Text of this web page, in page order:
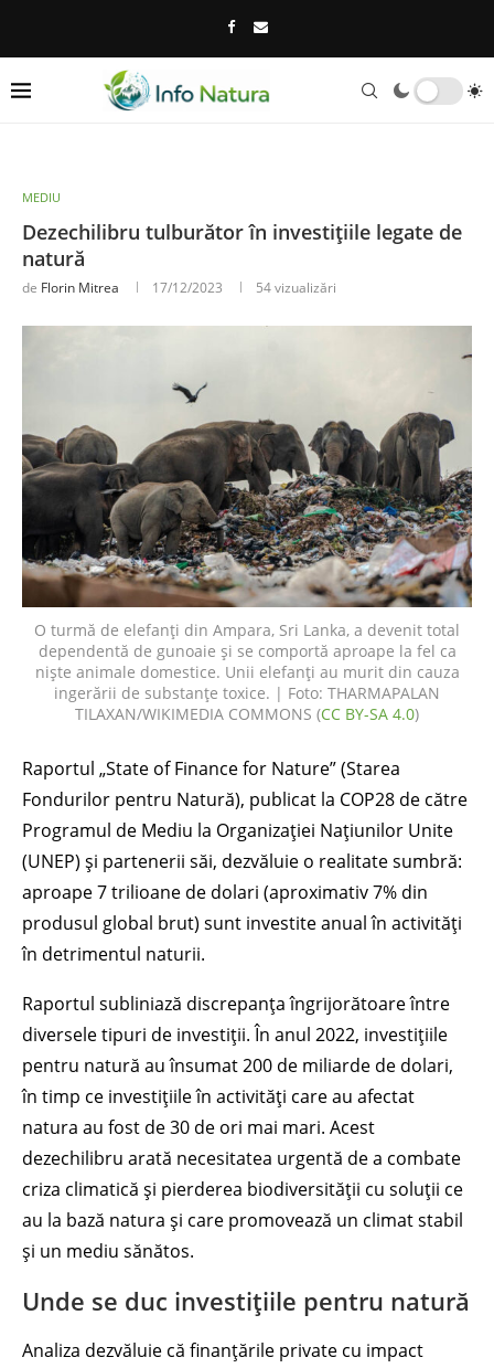
MEDIU
Dezechilibru tulburător în investițiile legate de
natură
de Florin Mitrea 17/12/2023 54vizualizări
O turmă de elefanți din Ampara, Sri Lanka, a devenit total
dependentă de gunoaie și se comportă aproape la fel ca
niște animale domestice. Unii elefanți au murit din cauza
ingerării de substanțe toxice. | Foto: THARMAPALAN
TILAXAN/WIKIMEDIA COMMONS (CC BY-SA 4.0)
Raportul „State of Finance for Nature” (Starea
Fondurilor pentru Natură), publicat la COP28 de către
Programul de Mediu la Organizației Națiunilor Unite
(UNEP) și partenerii săi, dezvăluie o realitate sumbră:
aproape 7 trilioane de dolari (aproximativ 7% din
produsul global brut) sunt investite anual în activități
în detrimentul naturii.
Raportul subliniază discrepanța îngrijorătoare între
diversele tipuri de investiții. În anul 2022, investițiile
pentru natură au însumat 200 de miliarde de dolari,
în timp ce investițiile în activități care au afectat
natura au fost de 30 de ori mai mari. Acest
dezechilibru arată necesitatea urgentă de a combate
criza climatică și pierderea biodiversității cu soluții ce
au la bază natura și care promovează un climat stabil
și un mediu sănătos.
Unde se duc investițiile pentru natură
Analiza dezvăluie că finanțările private cu impact